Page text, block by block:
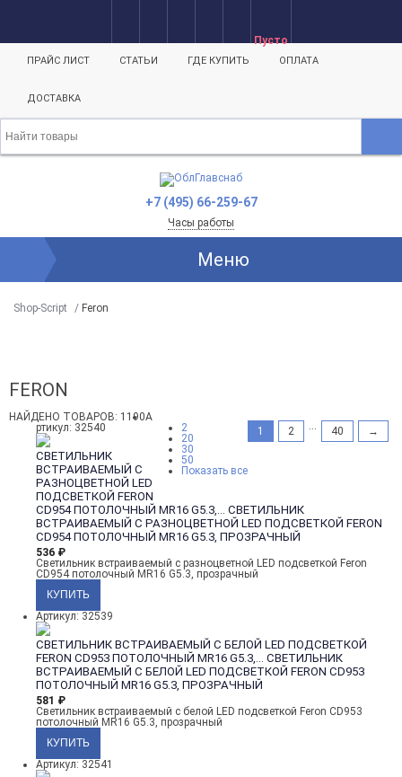
Пусто
ПРАЙС ЛИСТ СТАТЬИ ГДЕ КУПИТЬ ОПЛАТА
ДОСТАВКА
+7 (495) 66-259-67
Часы работы
Меню
Shop-Script / Feron
FERON
НАЙДЕНО ТОВАРОВ: 1190
1
2 ... 40 →
2
20
30
50
Показать все
А
ртикул: 32540
СВЕТИЛЬНИК
ВСТРАИВАЕМЫЙ С
РАЗНОЦВЕТНОЙ LED
ПОДСВЕТКОЙ FERON
CD954 ПОТОЛОЧНЫЙ MR16 G5.3,... СВЕТИЛЬНИК
ВСТРАИВАЕМЫЙ С РАЗНОЦВЕТНОЙ LED ПОДСВЕТКОЙ FERON
CD954 ПОТОЛОЧНЫЙ MR16 G5.3, ПРОЗРАЧНЫЙ
536 ₽
Светильник встраиваемый с разноцветной LED подсветкой Feron
CD954 потолочный MR16 G5.3, прозрачный
Артикул: 32539
СВЕТИЛЬНИК ВСТРАИВАЕМЫЙ С БЕЛОЙ LED ПОДСВЕТКОЙ
FERON CD953 ПОТОЛОЧНЫЙ MR16 G5.3,...
СВЕТИЛЬНИК
ВСТРАИВАЕМЫЙ С БЕЛОЙ LED ПОДСВЕТКОЙ FERON CD953
ПОТОЛОЧНЫЙ MR16 G5.3, ПРОЗРАЧНЫЙ
581 ₽
Светильник встраиваемый с белой LED подсветкой Feron CD953
потолочный MR16 G5.3, прозрачный
Артикул: 32541